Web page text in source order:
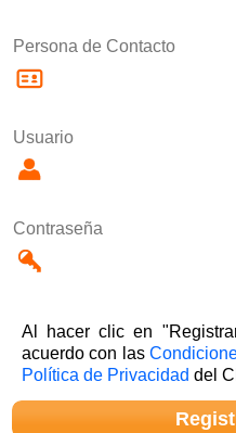
Persona de Contacto
Usuario
Contraseña
Al hacer clic en
acuerdo con las
Política de Privacidad del